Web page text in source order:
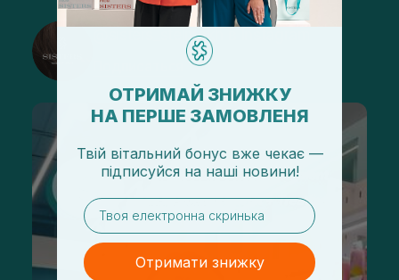
@sisters_stelmakh в Instagram
ОТРИМАЙ ЗНИЖКУ
НА ПЕРШЕ ЗАМОВЛЕНЯ
Твій вітальний бонус вже чекає —
підписуйся на наші новини!
email
Отримати знижку